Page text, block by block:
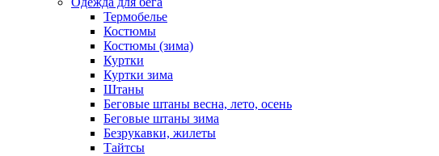
Термобелье
Костюмы
Костюмы (зима)
Куртки
Куртки зима
Штаны
Беговые штаны весна, лето, осень
Беговые штаны зима
Безрукавки, жилеты
Тайтсы